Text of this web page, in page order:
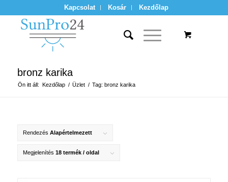
Kapcsolat Kosár Kezdőlap
bronz karika
Ön itt áll: Kezdőlap / Üzlet / Tag: bronz karika
Rendezés Alapértelmezett
Megjelenítés 18 termék / oldal